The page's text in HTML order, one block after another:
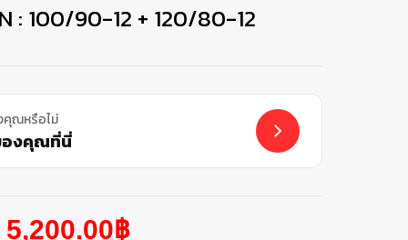
: 100/90-12 + 120/80-12
คุณหรือไม่
องคุณที่นี่
5,200.00฿